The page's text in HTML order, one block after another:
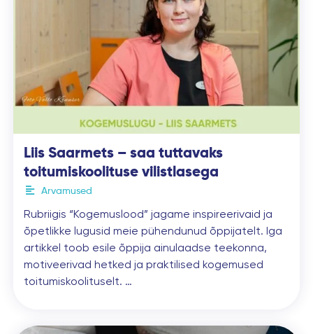
Liis Saarmets – saa tuttavaks
toitumiskoolituse vilistlasega
Arvamused
Rubriigis “Kogemuslood” jagame inspireerivaid ja
õpetlikke lugusid meie pühendunud õppijatelt. Iga
artikkel toob esile õppija ainulaadse teekonna,
motiveerivad hetked ja praktilised kogemused
toitumiskoolituselt. …